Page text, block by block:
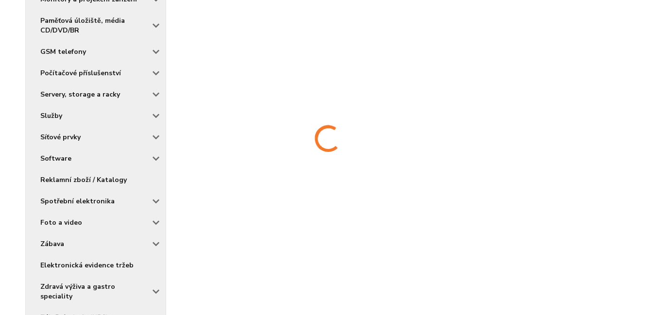
Paměťová úložiště, média
CD/DVD/BR
GSM telefony
Počítačové příslušenství
Servery, storage a racky
Služby
Síťové prvky
Software
Reklamní zboží / Katalogy
Spotřební elektronika
Foto a video
Zábava
Elektronická evidence tržeb
Zdravá výživa a gastro
speciality